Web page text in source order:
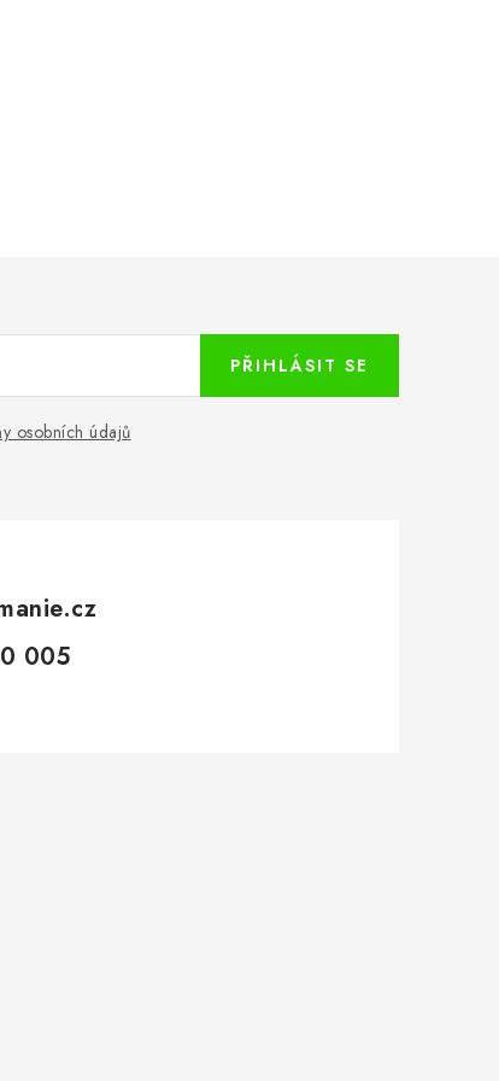
osobních údajů
PŘIHLÁSIT SE
005